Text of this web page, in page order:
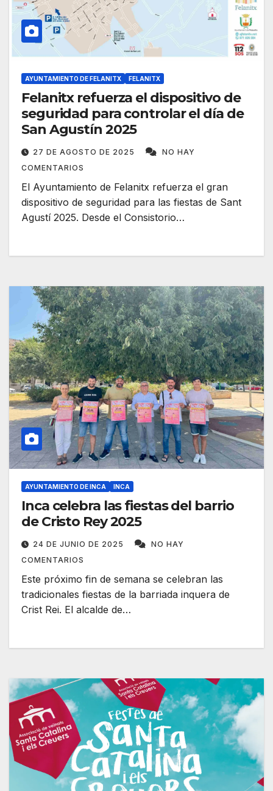
AYUNTAMIENTO DE FELANITX FELANITX
Felanitx refuerza el dispositivo de
seguridad para controlar el día de
San Agustín 2025
27 DE AGOSTO DE 2025
NO HAY
COMENTARIOS
El Ayuntamiento de Felanitx refuerza el gran
dispositivo de seguridad para las fiestas de Sant
Agustí 2025. Desde el Consistorio…
AYUNTAMIENTO DE INCA INCA
Inca celebra las fiestas del barrio
de Cristo Rey 2025
24 DE JUNIO DE 2025
NO HAY
COMENTARIOS
Este próximo fin de semana se celebran las
tradicionales fiestas de la barriada inquera de
Crist Rei. El alcalde de…